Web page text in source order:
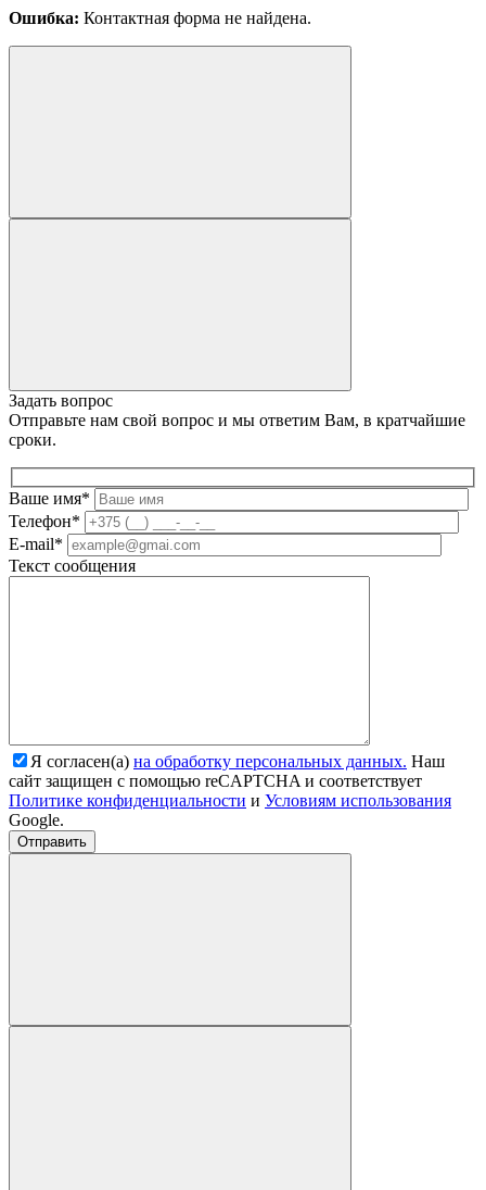
Ошибка: Контактная форма не найдена.
Задать вопрос
Отправьте нам свой вопрос и мы ответим Вам, в кратчайшие
сроки.
Ваше имя*
Телефон*
E-mail*
Текст сообщения
Я согласен(а) на обработку персональных данных. Наш
сайт защищен с помощью reCAPTCHA и соответствует
Политике конфиденциальности и Условиям использования
Google.